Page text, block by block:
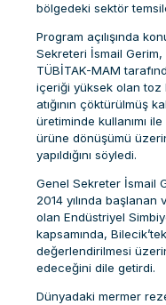
bölgedeki sektör
Program açılışında
Sekreteri İsmail Gerim,
TÜBİTAK-MAM
içeriği yüksek olan toz
atığının çöktürülmüş
üretiminde kullanımı
ürüne dönüşümü
yapıldığını söyledi.
Genel Sekreter İsmail
2014 yılında
olan Endüstriyel
kapsamında,
değerlendirilmesi
edeceğini dile getirdi.
Dünyadaki mermer